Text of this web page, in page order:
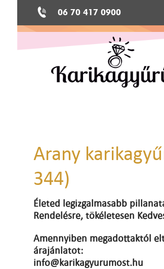
06 70 417 0900
Arany
344)
Életed legizgalmasabb
Rendelésre, tökéletesen
Amennyiben megadottaktól
árajánlatot:
info@karikagyurumost.hu